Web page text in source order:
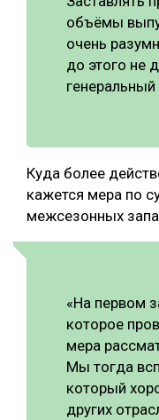
объёмы
очень
до этого не
Куда более
кажется мера по
межсезонных
«На первом
которое
мера
Мы тогда
который
других